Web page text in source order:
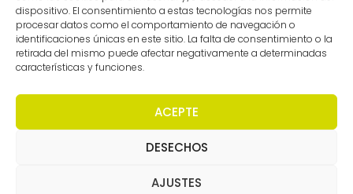
dispositivo. El consentimiento a estas tecnologías nos permite
procesar datos como el comportamiento de navegación o
identificaciones únicas en este sitio. La falta de consentimiento o la
retirada del mismo puede afectar negativamente a determinadas
características y funciones.
ACEPTE
DESECHOS
AJUSTES
Derechos de autor - Worldmeetings |
confidencialidad